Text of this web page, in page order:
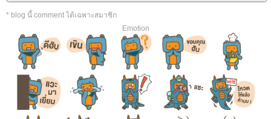
* blog นี้ comment ได้เฉพาะสมาชิก
Emotion